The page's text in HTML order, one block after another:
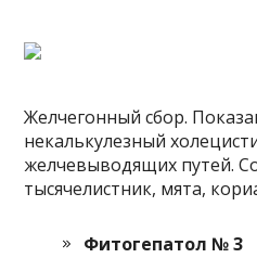
Желчегонный сбор.
некалькулезный
желчевыводящих путей.
тысячелистник, мята,
Фитогепатол № 3